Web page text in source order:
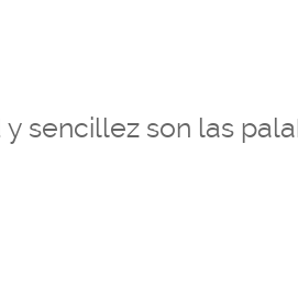
sencillez son las